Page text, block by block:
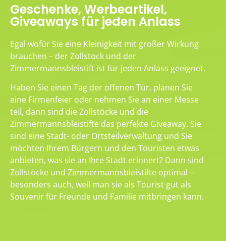
Geschenke, Werbeartikel,
Giveaways für jeden Anlass
Egal wofür Sie eine Kleinigkeit mit großer Wirkung
brauchen – der Zollstock und der
Zimmermannsbleistift ist für jeden Anlass geeignet.
Haben Sie einen Tag der offenen Tür, planen Sie
eine Firmenfeier oder nehmen Sie an einer Messe
teil, dann sind die Zollstöcke und die
Zimmermannsbleistifte das perfekte Giveaway. Sie
sind eine Stadt- oder Ortsteilverwaltung und Sie
möchten Ihrem Bürgern und den Touristen etwas
anbieten, was sie an Ihre Stadt erinnert? Dann sind
Zollstöcke und Zimmermannsbleistifte optimal –
besonders auch, weil man sie als Tourist gut als
Souvenir für Freunde und Familie mitbringen kann.